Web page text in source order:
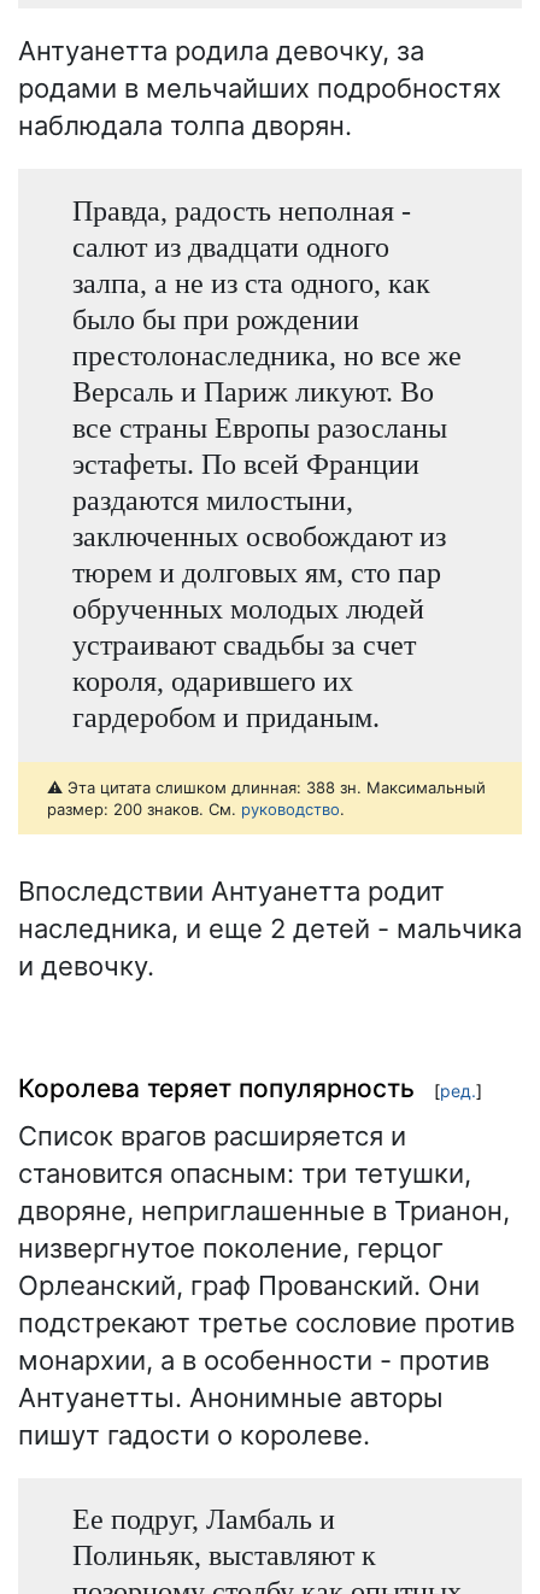
Антуанетта родила девочку, за
родами в мельчайших подробностях
наблюдала толпа дворян.
Правда, радость неполная -
салют из двадцати одного
залпа, а не из ста одного, как
было бы при рождении
престолонаследника, но все же
Версаль и Париж ликуют. Во
все страны Европы разосланы
эстафеты. По всей Франции
раздаются милостыни,
заключенных освобождают из
тюрем и долговых ям, сто пар
обрученных молодых людей
устраивают свадьбы за счет
короля, одарившего их
гардеробом и приданым.
⚠️ Эта цитата слишком длинная: 388 зн. Максимальный
размер: 200 знаков. См. руководство.
Впоследствии Антуанетта родит
наследника, и еще 2 детей - мальчика
и девочку.
Королева теряет популярность [ред.]
Список врагов расширяется и
становится опасным: три тетушки,
дворяне, неприглашенные в Трианон,
низвергнутое поколение, герцог
Орлеанский, граф Прованский. Они
подстрекают третье сословие против
монархии, а в особенности - против
Антуанетты. Анонимные авторы
пишут гадости о королеве.
Ее подруг, Ламбаль и
Полиньяк, выставляют к